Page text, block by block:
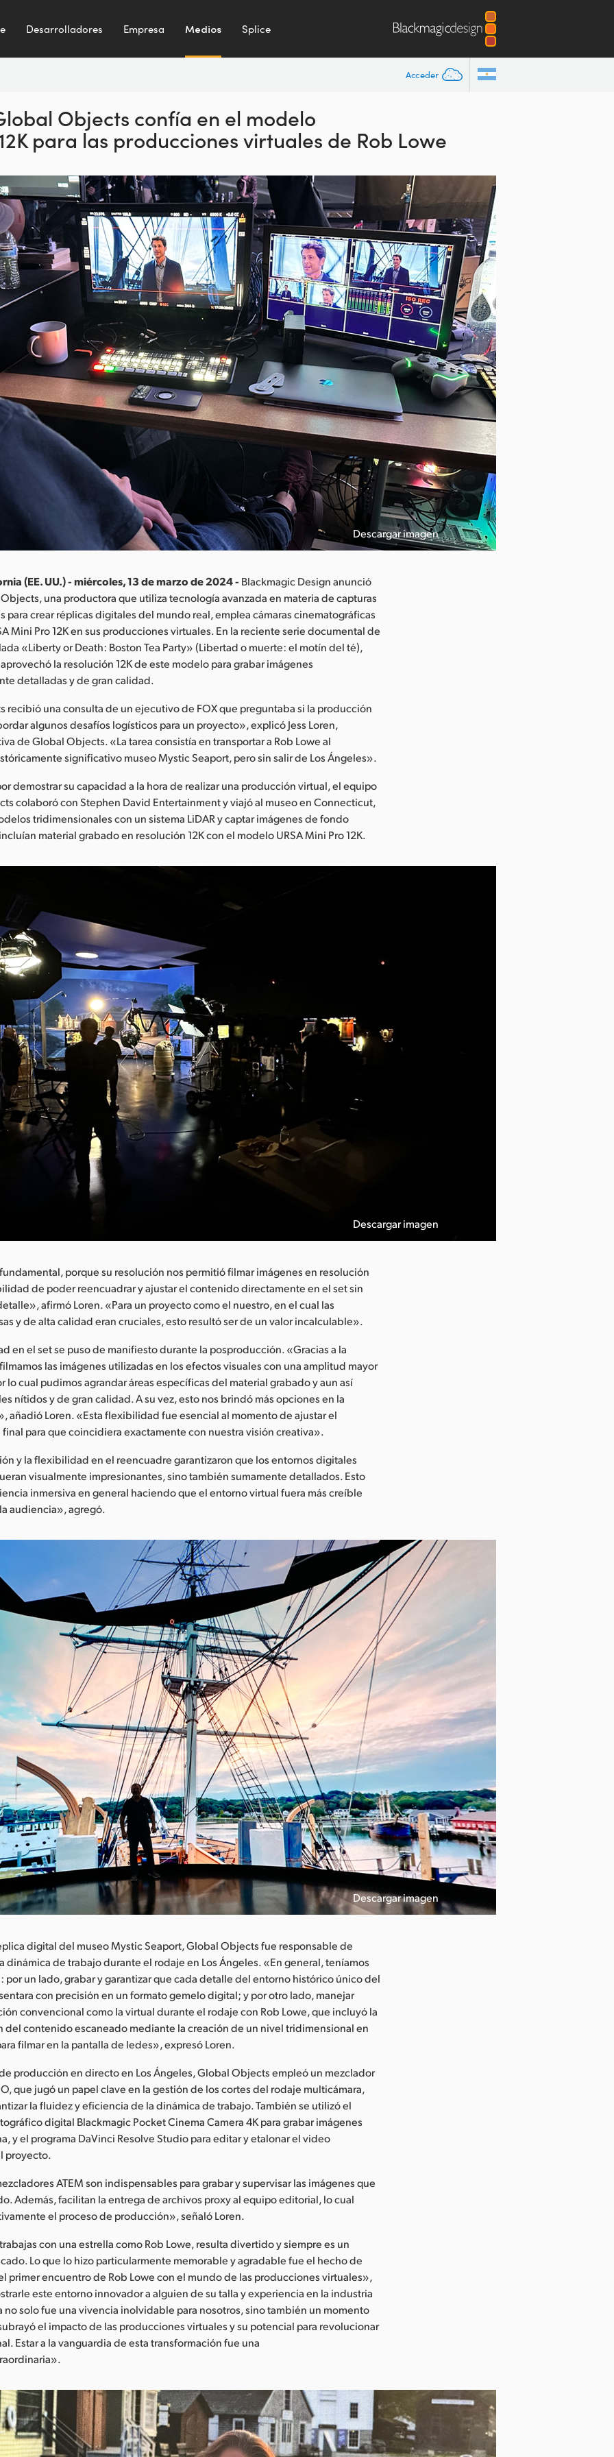
Desarrolladores Empresa Medios Splice
Acceder
Objects confía en el modelo
para las producciones virtuales de Rob Lowe
Descargar imagen
(EE. UU.) - miércoles, 13 de marzo de 2024 - Blackmagic Design anunció
una productora que utiliza tecnología avanzada en materia de capturas
para crear réplicas digitales del mundo real, emplea cámaras cinematográficas
Mini Pro 12K en sus producciones virtuales. En la reciente serie documental de
«Liberty or Death: Boston Tea Party» (Libertad o muerte: el motín del té),
la resolución 12K de este modelo para grabar imágenes
detalladas y de gran calidad.
recibió una consulta de un ejecutivo de FOX que preguntaba si la producción
algunos desafíos logísticos para un proyecto», explicó Jess Loren,
de Global Objects. «La tarea consistía en transportar a Rob Lowe al
significativo museo Mystic Seaport, pero sin salir de Los Ángeles».
demostrar su capacidad a la hora de realizar una producción virtual, el equipo
colaboró con Stephen David Entertainment y viajó al museo en Connecticut,
tridimensionales con un sistema LiDAR y captar imágenes de fondo
material grabado en resolución 12K con el modelo URSA Mini Pro 12K.
Descargar imagen
porque su resolución nos permitió filmar imágenes en resolución
de poder reencuadrar y ajustar el contenido directamente en el set sin
afirmó Loren. «Para un proyecto como el nuestro, en el cual las
y de alta calidad eran cruciales, esto resultó ser de un valor incalculable».
en el set se puso de manifiesto durante la posproducción. «Gracias a la
las imágenes utilizadas en los efectos visuales con una amplitud mayor
lo cual pudimos agrandar áreas específicas del material grabado y aun así
nítidos y de gran calidad. A su vez, esto nos brindó más opciones en la
añadió Loren. «Esta flexibilidad fue esencial al momento de ajustar el
para que coincidiera exactamente con nuestra visión creativa».
y la flexibilidad en el reencuadre garantizaron que los entornos digitales
visualmente impresionantes, sino también sumamente detallados. Esto
inmersiva en general haciendo que el entorno virtual fuera más creíble
audiencia», agregó.
Descargar imagen
digital del museo Mystic Seaport, Global Objects fue responsable de
dinámica de trabajo durante el rodaje en Los Ángeles. «En general, teníamos
por un lado, grabar y garantizar que cada detalle del entorno histórico único del
con precisión en un formato gemelo digital; y por otro lado, manejar
convencional como la virtual durante el rodaje con Rob Lowe, que incluyó la
del contenido escaneado mediante la creación de un nivel tridimensional en
filmar en la pantalla de ledes», expresó Loren.
producción en directo en Los Ángeles, Global Objects empleó un mezclador
que jugó un papel clave en la gestión de los cortes del rodaje multicámara,
la fluidez y eficiencia de la dinámica de trabajo. También se utilizó el
digital Blackmagic Pocket Cinema Camera 4K para grabar imágenes
y el programa DaVinci Resolve Studio para editar y etalonar el video
proyecto.
ATEM son indispensables para grabar y supervisar las imágenes que
Además, facilitan la entrega de archivos proxy al equipo editorial, lo cual
el proceso de producción», señaló Loren.
con una estrella como Rob Lowe, resulta divertido y siempre es un
Lo que lo hizo particularmente memorable y agradable fue el hecho de
primer encuentro de Rob Lowe con el mundo de las producciones virtuales»,
este entorno innovador a alguien de su talla y experiencia en la industria
no solo fue una vivencia inolvidable para nosotros, sino también un momento
el impacto de las producciones virtuales y su potencial para revolucionar
Estar a la vanguardia de esta transformación fue una